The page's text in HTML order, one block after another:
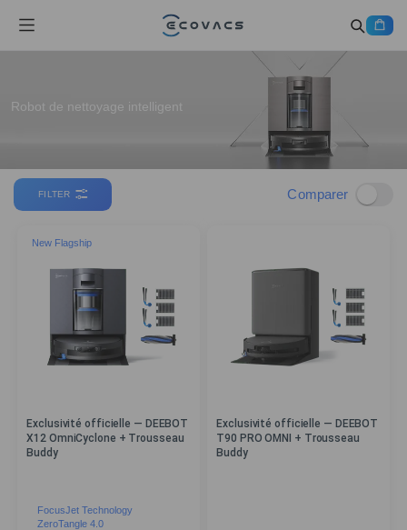
Robot de nettoyage intelligent
FILTER Comparer
New Flagship
Exclusivité officielle — DEEBOT
X12 OmniCyclone + Trousseau
Buddy
FocusJet Technology
ZeroTangle 4.0
Exclusivité officielle — DEEBOT
T90 PRO OMNI + Trousseau
Buddy